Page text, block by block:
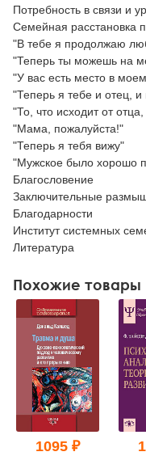
Потребность в связи и
Семейная расстановка
"В тебе я продолжаю
"Теперь ты можешь на
"У вас есть место в
"Теперь я тебе и отец, и
"То, что исходит от
"Мама, пожалуйста!"
"Теперь я тебя вижу"
"Мужское было хорошо
Благословение
Заключительные
Благодарности
Институт системных
Литература
Похожие товары
1095 ₽